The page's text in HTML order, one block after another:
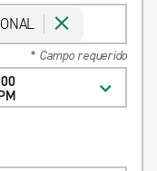
* Campo requerido